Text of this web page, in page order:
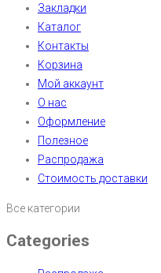
Закладки
Каталог
Контакты
Корзина
Мой аккаунт
О нас
Оформление
Полезное
Распродажа
Стоимость доставки
Все категории
Categories